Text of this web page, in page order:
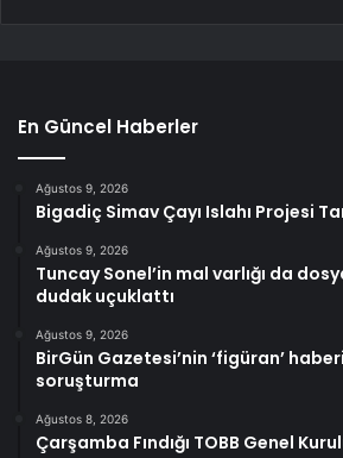
En Güncel Haberler
Ağustos 9, 2026
Bigadiç Simav Çayı Islahı Projesi
Ağustos 9, 2026
Tuncay Sonel’in mal varlığı da
dudak uçuklattı
Ağustos 9, 2026
BirGün Gazetesi’nin ‘figüran’
soruşturma
Ağustos 8, 2026
Çarşamba Fındığı TOBB Genel